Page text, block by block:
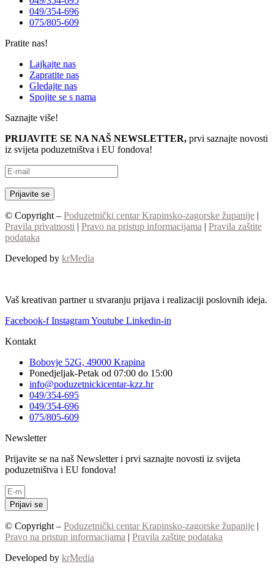
049/354-696
075/805-609
Pratite nas!
Lajkajte nas
Zapratite nas
Gledajte nas
Spojite se s nama
Saznajte više!
PRIJAVITE SE NA NAŠ NEWSLETTER, prvi saznajte novosti
iz svijeta poduzetništva i EU fondova!
© Copyright – Poduzetnički centar Krapinsko-zagorske županije |
Pravila privatnosti | Pravo na pristup informacijama | Pravila zaštite
podataka
Developed by krMedia
Vaš kreativan partner u stvaranju prijava i realizaciji poslovnih ideja.
Facebook-f InstagramYoutube Linkedin-in
Kontakt
Bobovje 52G, 49000 Krapina
Ponedjeljak-Petak od 07:00 do 15:00
info@poduzetnickicentar-kzz.hr
049/354-695
049/354-696
075/805-609
Newsletter
Prijavite se na naš Newsletter i prvi saznajte novosti iz svijeta
poduzetništva i EU fondova!
Prijavi se
© Copyright – Poduzetnički centar Krapinsko-zagorske županije |
Pravo na pristup informacijama | Pravila zaštite podataka
Developed by krMedia